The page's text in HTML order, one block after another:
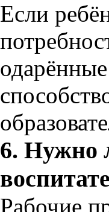
Если
6. Нужно
Рабочие